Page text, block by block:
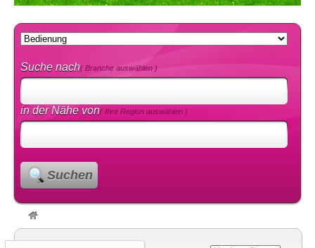
Suche nach( Branche auswählen )
in der Nähe von( Ihre Region auswählen )
Suchen